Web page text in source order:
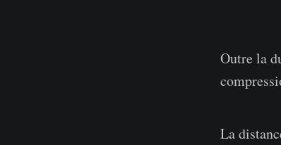
Outre la
La